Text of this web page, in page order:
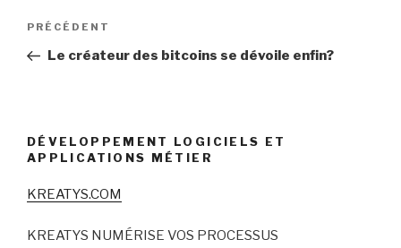
Navigation
l’article
Article
précédent
PRÉCÉDENT
Le créateur des bitcoins se dévoile enfin?
DÉVELOPPEMENT LOGICIELS ET
APPLICATIONS MÉTIER
KREATYS.COM
KREATYS NUMÉRISE VOS PROCESSUS